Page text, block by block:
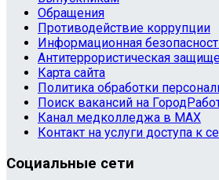
Обращения
Противодействие коррупции
Информационная
Антитеррористическая
Карта сайта
Политика обработки
Поиск вакансий на
Канал медколледжа в MAX
Контакт на услуги доступа к
Социальные сети